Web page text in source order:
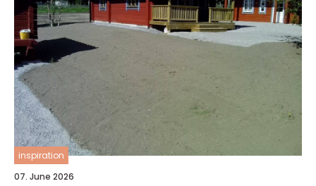
inspiration
07. June 2026